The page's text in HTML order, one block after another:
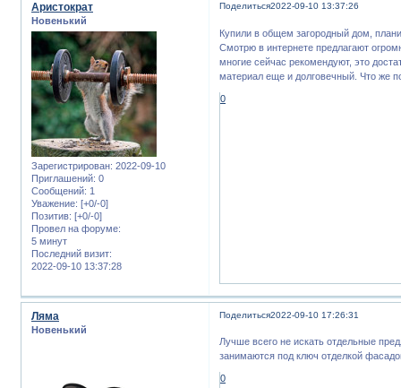
Поделиться2022-09-10 13:37:26
Аристократ
Новенький
Зарегистрирован: 2022-09-10
Приглашений: 0
Сообщений: 1
Уважение: [+0/-0]
Позитив: [+0/-0]
Провел на форуме:
5 минут
Последний визит:
2022-09-10 13:37:28
Купили в общем загородный дом,
Смотрю в интернете предлагают
многие сейчас рекомендуют, это
материал еще и долговечный. Что же
0
Поделиться2022-09-10 17:26:31
Ляма
Новенький
Лучше всего не искать отдельные
занимаются под ключ отделкой
0